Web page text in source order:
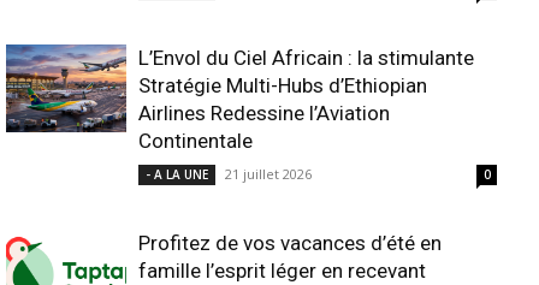
L’Envol du Ciel Africain : la stimulante
Stratégie Multi-Hubs d’Ethiopian
Airlines Redessine l’Aviation
Continentale
- A LA UNE 21 juillet 2026 0
Profitez de vos vacances d’été en
famille l’esprit léger en recevant